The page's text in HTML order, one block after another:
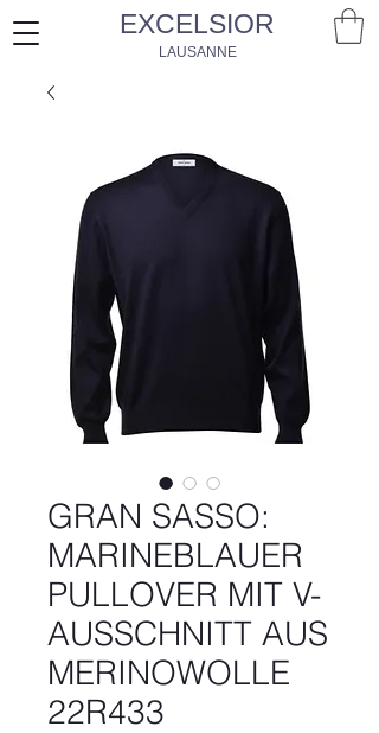
EXCELSIOR
LAUSANNE
GRAN SASSO:
MARINEBLAUER
PULLOVER MIT V-
AUSSCHNITT AUS
MERINOWOLLE
22R433